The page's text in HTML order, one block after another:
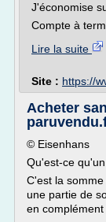
J'économise
Compte à
Lire la suite
Site : https://
Acheter
© Eisenhans
Qu'est-ce
C'est la
une partie de
en